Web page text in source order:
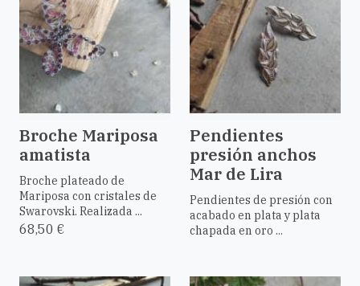
Broche Mariposa
amatista
Broche plateado de
Mariposa con cristales de
Swarovski. Realizada ...
68,50 €
Pendientes
presión anchos
Mar de Lira
Pendientes de presión con
acabado en plata y plata
chapada en oro ...